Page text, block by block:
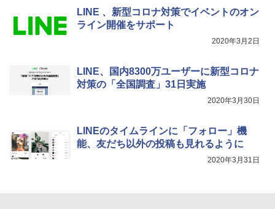
LINE 、新型コロナ対策でイベントのオン
ライン開催をサポート
2020年3月2日
LINE、国内8300万ユーザーに新型コロナ
対策の「全国調査」31日実施
2020年3月30日
LINEのタイムラインに「フォロー」機
能、友だち以外の投稿も見れるように
2020年3月31日